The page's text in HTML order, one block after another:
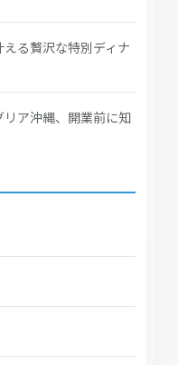
る贅沢な特別ディナ
ア沖縄、開業前に知